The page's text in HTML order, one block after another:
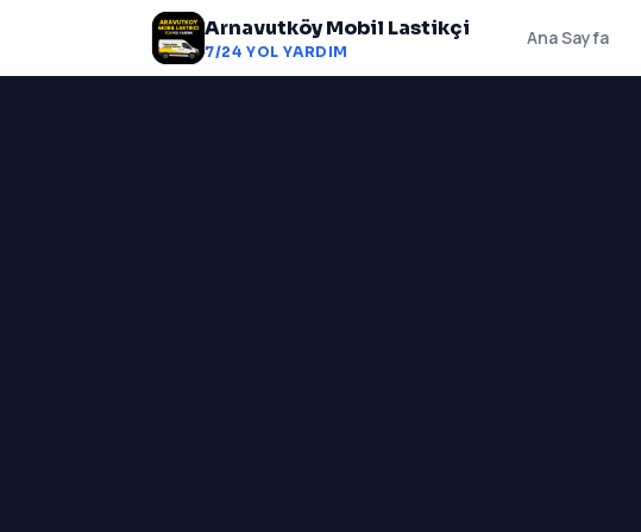
Arnavutköy Mobil Lastikçi
7/24 YOL YARDIM
Ana Sayfa